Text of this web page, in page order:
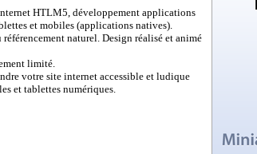
HTLM5, développement applications
et mobiles (applications natives).
naturel. Design réalisé et animé
limité.
votre site internet accessible et ludique
et tablettes numériques.